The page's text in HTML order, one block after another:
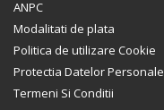
ANPC
Modalitati de plata
Politica de utilizare Cookie
Protectia Datelor Personale
Termeni Si Conditii